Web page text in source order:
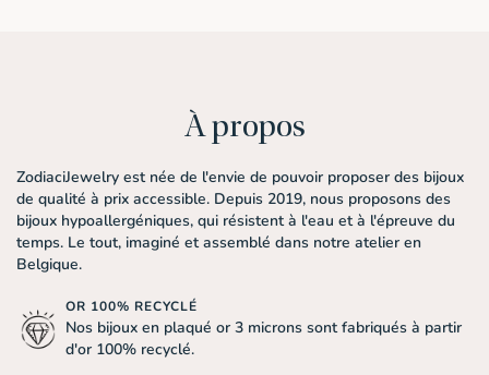
À propos
ZodiaciJewelry est née de l'envie de pouvoir proposer des bijoux
de qualité à prix accessible. Depuis 2019, nous proposons des
bijoux hypoallergéniques, qui résistent à l'eau et à l'épreuve du
temps. Le tout, imaginé et assemblé dans notre atelier en
Belgique.
OR 100% RECYCLÉ
Nos bijoux en plaqué or 3 microns sont fabriqués à partir
d'or 100% recyclé.